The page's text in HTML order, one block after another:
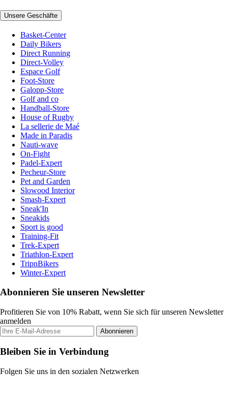
Unsere Geschäfte
Basket-Center
Daily Bikers
Direct Running
Direct-Volley
Espace Golf
Foot-Store
Galopp-Store
Golf and co
Handball-Store
House of Rugby
La sellerie de Maé
Made in Paradis
Nauti-wave
On-Fight
Padel-Expert
Pecheur-Store
Pet and Garden
Slowood Interior
Smash-Expert
Sneak'In
Sneakids
Sport is good
Training-Fit
Trek-Expert
Triathlon-Expert
TripnBikers
Winter-Expert
Abonnieren Sie unseren Newsletter
Profitieren Sie von 10% Rabatt, wenn Sie sich für unseren Newsletter
anmelden
Abonnieren
Bleiben Sie in Verbindung
Folgen Sie uns in den sozialen Netzwerken